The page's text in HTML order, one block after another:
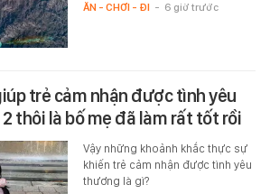
ĂN - CHƠI - ĐI - 6 giờ trước
trẻ cảm nhận được tình yêu
thôi là bố mẹ đã làm rất tốt rồi
Vậy những khoảnh khắc thực sự
khiến trẻ cảm nhận được tình yêu
thương là gì?